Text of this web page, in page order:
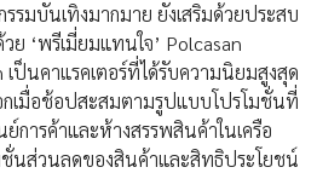
รมบันเทิงมากมาย ยังเสริมด้วยประสบ
‘พรีเมี่ยมแทนใจ’ Polcasan
ป็นคาแรคเตอร์ที่ได้รับความนิยมสูงสุด
เมื่อช้อปสะสมตามรูปแบบโปรโมชั่นที่
การค้าและห้างสรรพสินค้าในเครือ
นส่วนลดของสินค้าและสิทธิประโยชน์